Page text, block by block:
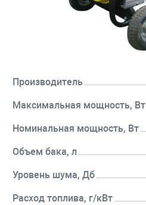
Производитель
Максимальная мощность, Вт
Номинальная мощность, Вт
Объем бака, л
Уровень шума, Дб
Расход топлива, г/кВт